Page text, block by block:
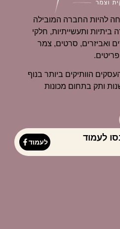
להיות החברה המובילה
ביתיות ותעשייתיות, חלקי
ואביזרים, סרטים, צמר
הוותיקים ביותר בנוף
עם למעלה מ- 70 שנות ותק בתחום מכונות
לעמוד
לעמוד